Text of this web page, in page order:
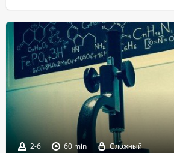
2-6 60 min Сложный